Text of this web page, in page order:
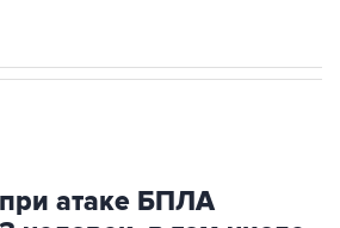
атаке БПЛА
человек, в том числе